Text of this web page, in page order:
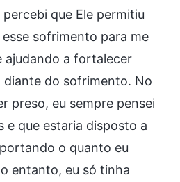
que Ele permitiu
sofrimento para me
ajudando a fortalecer
diante do sofrimento. No
preso, eu sempre pensei
e que estaria disposto a
o quanto eu
entanto, eu só tinha